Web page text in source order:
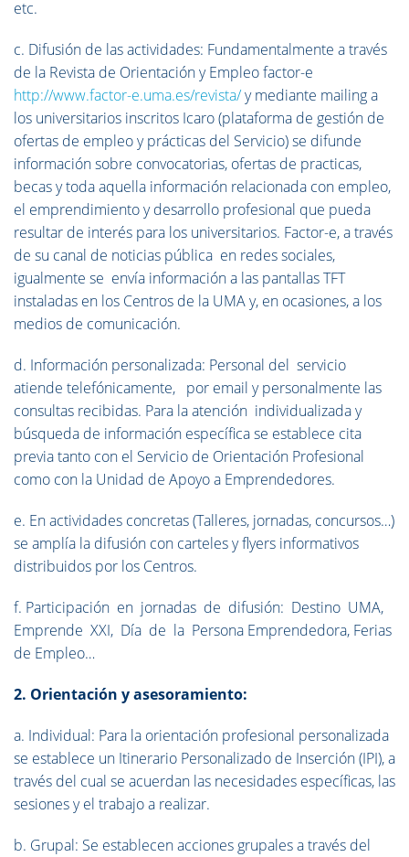
etc.
c. Difusión de las actividades: Fundamentalmente a través
de la Revista de Orientación y Empleo factor-e
http://www.factor-e.uma.es/revista/y mediante mailing a
los universitarios inscritos Icaro (plataforma de gestión de
ofertas de empleo y prácticas del Servicio) se difunde
información sobre convocatorias, ofertas de practicas,
becas y toda aquella información relacionada con empleo,
el emprendimiento y desarrollo profesional que pueda
resultar de interés para los universitarios. Factor-e, a través
de su canal de noticias pública en redes sociales,
igualmente se envía información a las pantallas TFT
instaladas en los Centros de la UMA y, en ocasiones, a los
medios de comunicación.
d. Información personalizada: Personal del servicio
atiende telefónicamente, por email y personalmente las
consultas recibidas. Para la atención individualizada y
búsqueda de información específica se establece cita
previa tanto con el Servicio de Orientación Profesional
como con la Unidad de Apoyo a Emprendedores.
e. En actividades concretas (Talleres, jornadas, concursos…)
se amplía la difusión con carteles y flyers informativos
distribuidos por los Centros.
f. Participación en jornadas de difusión: Destino UMA,
Emprende XXI, Día de la Persona Emprendedora, Ferias
de Empleo…
2. Orientación y asesoramiento:
a. Individual: Para la orientación profesional personalizada
se establece un Itinerario Personalizado de Inserción (IPI), a
través del cual se acuerdan las necesidades específicas, las
sesiones y el trabajo a realizar.
b. Grupal: Se establecen acciones grupales a través del